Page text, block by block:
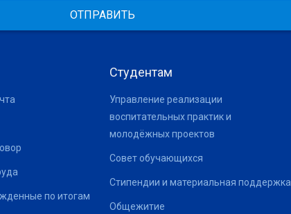
ОТПРАВИТЬ
по итогам
Студентам
Управление реализации
воспитательных практик и
молодёжных проектов
Совет обучающихся
Стипендии и материальная поддержка
Общежитие